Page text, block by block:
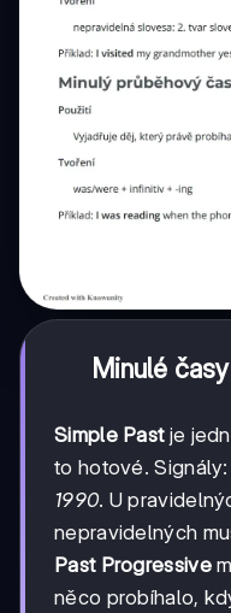
Minulé
Simple Pastje
to hotové. Signály:
1990. U
nepravidelných
Past Progressive
něco probíhalo,